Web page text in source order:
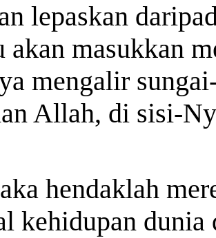
lepaskan
akan masukkan
mengalir
Allah, di sisi-
hendaklah
kehidupan dunia